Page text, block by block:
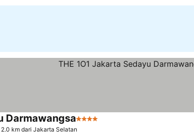
Darmawangsa4 Bintang
2.0 km dari Jakarta Selatan